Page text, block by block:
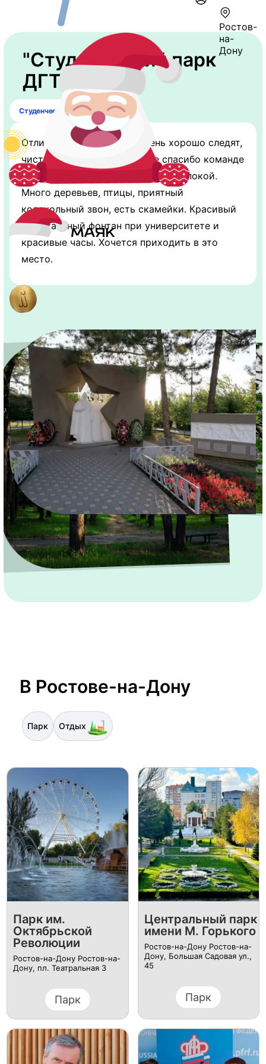
Ростов-
на-
Дону
"Студенческий парк
ДГТУ"
Студенческий парк ДГТУ
Отличное место, за ним очень хорошо следят,
чистота порядок за большое спасибо команде
парка. В центре города, а тишина, покой.
Много деревьев, птицы, приятный
колокольный звон, есть скамейки. Красивый
музыкальный фонтан при университете и
красивые часы. Хочется приходить в это
место.
В Ростове-на-Дону
Парк Отдых
Парк им.
Октябрьской
Революции
Ростов-на-Дону Ростов-на-
Дону, пл. Театральная 3
Парк
Центральный парк
имени М. Горького
Ростов-на-Дону Ростов-на-
Дону, Большая Садовая ул.,
45
Парк